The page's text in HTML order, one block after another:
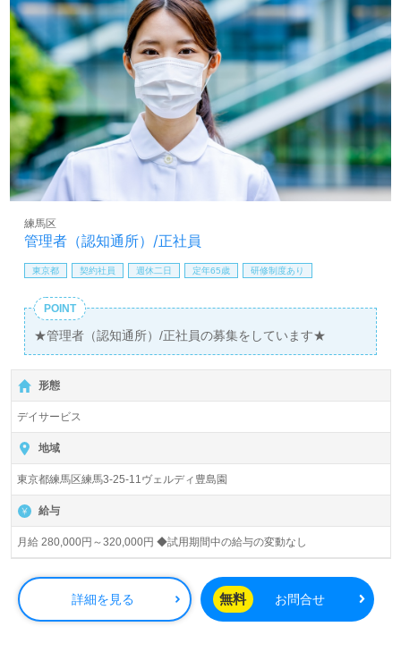
たい』『相談員経験を活かしたい、相談員にチャレンジし
たい』『日勤正社員で働きたい、土日はお休みしたい』
『同職種の方が複数人在籍の事業所で働きたい』『相談員
にキャリアチェンジしたい』『転職で環境を変えて働きた
い』等の方も大歓迎です！働き方や選考フロー等、担当コ
ンサルタントよりご案内します。お問い合わせも遠慮なく
お願いします。
【同時募集：東京都、千葉県、神奈川県、愛知県】＊職
種：介護職、相談員 ※未経験の方もご相談ください。
＊資格：介護福祉士、社会福祉士、社会福祉主事任用有資
格者向け スズケングループ/株式会社エスケアメイト様の
一員としてキャリアを描きませんか。ご希望のエリア、職
護】＊求人情報収集、将来的に検討の方も遠慮なく＊
LINE、メール、お電話などご希望に応じてお問い合わせ/ご
料サービスをご利用いただけます。＜非公開求人も取扱い
あり！＞"転職支援"のプロと一緒に転職活動！お問い合わ
せお待ちしております。
管理者（認知通所）/正社員
練馬区
東京都 契約社員 週休二日 定年65歳 研修制度あり
POINT
★管理者（認知通所）/正社員の募集をしています★
形態
デイサービス
地域
東京都練馬区練馬3-25-11ヴェルディ豊島園
給与
月給 280,000円～320,000円 ◆試用期間中の給与の変動なし
詳細を見る 無料 お問合せ